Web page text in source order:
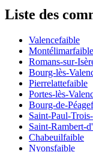
Liste des
Valencefaible
Montélimarfaible
Romans-sur-
Bourg-lès-
Pierrelattefaible
Portes-lès-
Bourg-de-Péage
Saint-Paul-
Saint-Rambert-
Chabeuilfaible
Nyonsfaible